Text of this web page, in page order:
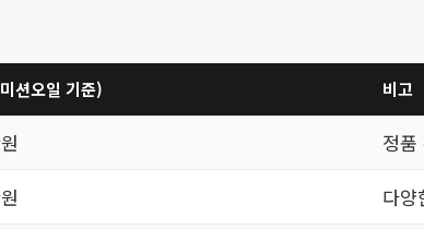
션오일 기준) 비고
정품
다양